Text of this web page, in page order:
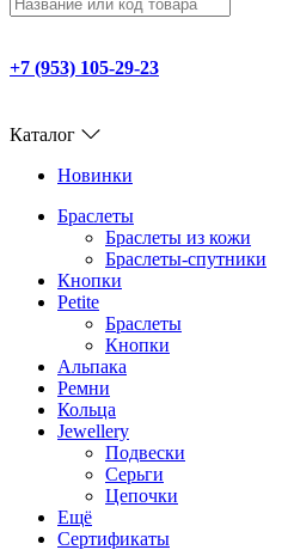
+7 (953) 105-29-23
Каталог
Новинки
Браслеты
Браслеты из кожи
Браслеты-спутники
Кнопки
Petite
Браслеты
Кнопки
Альпака
Ремни
Кольца
Jewellery
Подвески
Серьги
Цепочки
Ещё
Сертификаты